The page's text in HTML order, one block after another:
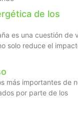
de los
es una cuestión de
solo reduce el
más importantes de
por parte de los